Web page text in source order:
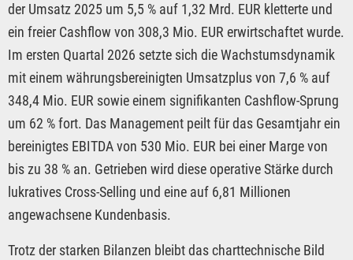
der Umsatz 2025 um 5,5 % auf 1,32 Mrd. EUR kletterte und
ein freier Cashflow von 308,3 Mio. EUR erwirtschaftet wurde.
Im ersten Quartal 2026 setzte sich die Wachstumsdynamik
mit einem währungsbereinigten Umsatzplus von 7,6 % auf
348,4 Mio. EUR sowie einem signifikanten Cashflow-Sprung
um 62 % fort. Das Management peilt für das Gesamtjahr ein
bereinigtes EBITDA von 530 Mio. EUR bei einer Marge von
bis zu 38 % an. Getrieben wird diese operative Stärke durch
lukratives Cross-Selling und eine auf 6,81 Millionen
angewachsene Kundenbasis.
Trotz der starken Bilanzen bleibt das charttechnische Bild